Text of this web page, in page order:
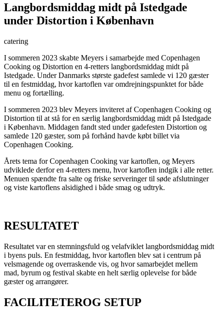
Langbordsmiddag midt på Istedgade
under Distortion i København
catering
I sommeren 2023 skabte Meyers i samarbejde med Copenhagen
Cooking og Distortion en 4-retters langbordsmiddag midt på
Istedgade. Under Danmarks største gadefest samlede vi 120 gæster
til en festmiddag, hvor kartoflen var omdrejningspunktet for både
menu og fortælling.
I sommeren 2023 blev Meyers inviteret af Copenhagen Cooking og
Distortion til at stå for en særlig langbordsmiddag midt på Istedgade
i København. Middagen fandt sted under gadefesten Distortion og
samlede 120 gæster, som på forhånd havde købt billet via
Copenhagen Cooking.
Årets tema for Copenhagen Cooking var kartoflen, og Meyers
udviklede derfor en 4-retters menu, hvor kartoflen indgik i alle retter.
Menuen spændte fra salte og friske serveringer til søde afslutninger
og viste kartoflens alsidighed i både smag og udtryk.
RESULTATET
Resultatet var en stemningsfuld og velafviklet langbordsmiddag midt
i byens puls. En festmiddag, hvor kartoflen blev sat i centrum på
velsmagende og overraskende vis, og hvor samarbejdet mellem
mad, byrum og festival skabte en helt særlig oplevelse for både
gæster og arrangører.
FACILITETEROG SETUP